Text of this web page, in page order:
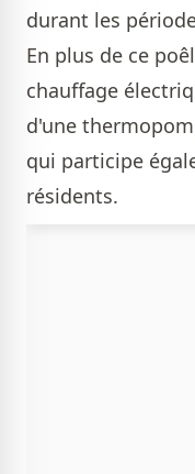
durant les
En plus de ce
chauffage
d'une
qui participe
résidents.